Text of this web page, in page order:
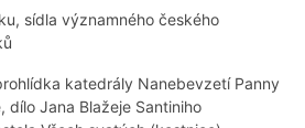
sídla významného českého
katedrály Nanebevzetí Panny
dílo Jana Blažeje Santiniho